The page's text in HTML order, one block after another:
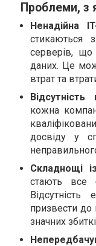
Проблеми, з
Ненадійна
стикаються
серверів,
даних. Це
втрат та
кожна
досвіду у
Складнощі
стають все
призвести до
значних